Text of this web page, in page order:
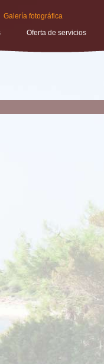
Galería fotográfica
Oferta de servicios